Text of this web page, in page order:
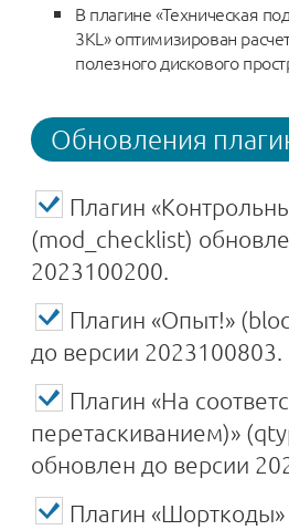
В плагине «Техническая
3KL» оптимизирован
полезного дискового
Обновления
Плагин
(mod_checklist)
2023100200.
Плагин «Опыт!»
до версии 2023100803.
Плагин «На
перетаскиванием)»
обновлен до версии
Плагин «Шорткоды»